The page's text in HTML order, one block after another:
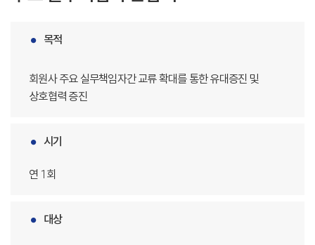
목적
회원사 주요 실무책임자간 교류 확대를 통한 유대증진 및
상호협력 증진
시기
연 1회
대상